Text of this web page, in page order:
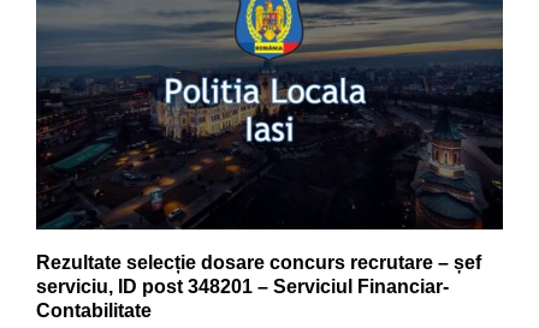
Rezultate selecție dosare concurs recrutare – șef
serviciu, ID post 348201 – Serviciul Financiar-
Contabilitate